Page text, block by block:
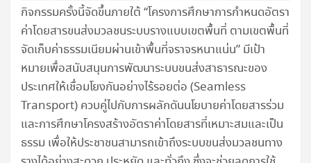
กิจกรรมครั้งนี้จัดขึ้นภายใต้ “โครงการศึกษาการกำหนดอัตรา
ค่าโดยสารขนส่งมวลชนระบบรางแบบเขตพื้นที่ ตามเขตพื้นที่
จัดเก็บค่าธรรมเนียมผ่านเข้าพื้นที่จราจรหนาแน่น” มีเป้า
หมายเพื่อสนับสนุนการพัฒนาระบบขนส่งสาธารณะของ
ประเทศให้เชื่อมโยงกันอย่างไร้รอยต่อ (Seamless
Transport) ควบคู่ไปกับการผลักดันนโยบายค่าโดยสารร่วม
และการศึกษาโครงสร้างอัตราค่าโดยสารที่เหมาะสมและเป็น
ธรรม เพื่อให้ประชาชนสามารถเข้าถึงระบบขนส่งมวลชนทาง